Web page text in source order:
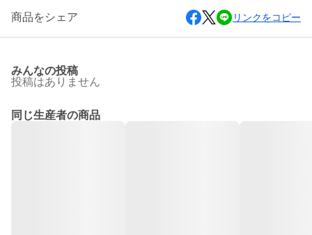
商品をシェア リンクをコピー
みんなの投稿
投稿はありません
同じ生産者の商品